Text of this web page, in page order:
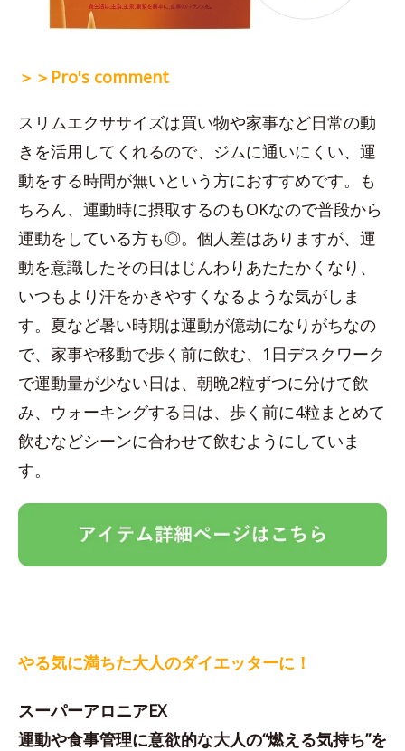
＞＞Pro's comment
スリムエクササイズは買い物や家事など日常の動
きを活用してくれるので、ジムに通いにくい、運
動をする時間が無いという方におすすめです。も
ちろん、運動時に摂取するのもOKなので普段から
運動をしている方も◎。個人差はありますが、運
動を意識したその日はじんわりあたたかくなり、
いつもより汗をかきやすくなるような気がしま
す。夏など暑い時期は運動が億劫になりがちなの
で、家事や移動で歩く前に飲む、1日デスクワーク
で運動量が少ない日は、朝晩2粒ずつに分けて飲
み、ウォーキングする日は、歩く前に4粒まとめて
飲むなどシーンに合わせて飲むようにしていま
す。
やる気に満ちた大人のダイエッターに！
スーパーアロニアEX
運動や食事管理に意欲的な大人の“燃える気持ち”を